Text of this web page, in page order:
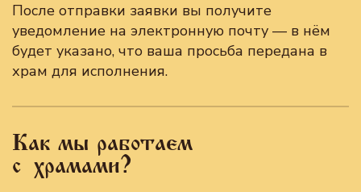
После отправки заявки вы получите
уведомление на электронную почту — в нём
будет указано, что ваша просьба передана в
храм для исполнения.
Как мы работаем
с храмами?